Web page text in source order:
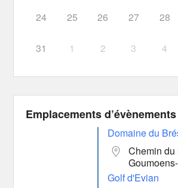
24 25 26 27 28
31 1 2 3 4
Emplacements d’évènements
Domaine du
Chemin
Golf d'Evian